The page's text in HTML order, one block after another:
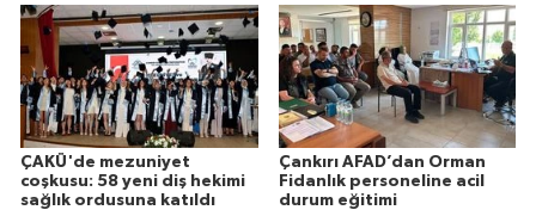
ÇAKÜ'de mezuniyet
coşkusu: 58 yeni diş hekimi
sağlık ordusuna katıldı
Çankırı AFAD’dan Orman
Fidanlık personeline acil
durum eğitimi